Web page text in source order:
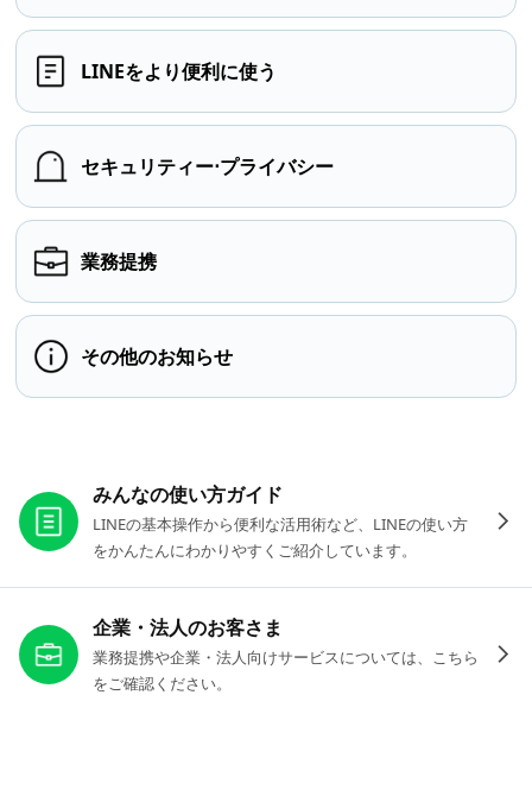
LINEをより便利に使う
セキュリティー⋅プライバシー
業務提携
その他のお知らせ
みんなの使い方ガイド
LINEの基本操作から便利な活用術など、LINEの使い方
をかんたんにわかりやすくご紹介しています。
企業・法人のお客さま
業務提携や企業・法人向けサービスについては、こちら
をご確認ください。